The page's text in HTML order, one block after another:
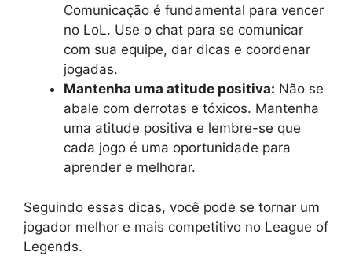
Comunicação é fundamental para vencer
no LoL. Use o chat para se comunicar
com sua equipe, dar dicas e coordenar
jogadas.
Mantenha uma atitude positiva: Não se
abale com derrotas e tóxicos. Mantenha
uma atitude positiva e lembre-se que
cada jogo é uma oportunidade para
aprender e melhorar.
Seguindo essas dicas, você pode se tornar um
jogador melhor e mais competitivo no League of
Legends.